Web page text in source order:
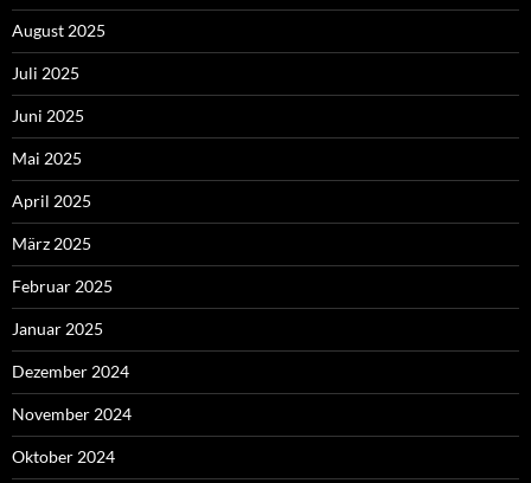
August 2025
Juli 2025
Juni 2025
Mai 2025
April 2025
März 2025
Februar 2025
Januar 2025
Dezember 2024
November 2024
Oktober 2024